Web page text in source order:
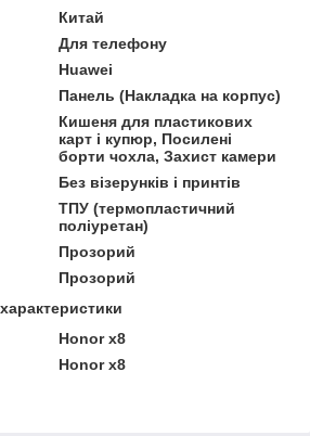
Китай
Для телефону
Huawei
Панель (Накладка на корпус)
Кишеня для пластикових
карт і купюр, Посилені
борти чохла, Захист камери
Без візерунків і принтів
ТПУ (термопластичний
поліуретан)
Прозорий
Прозорий
Honor x8
Honor x8